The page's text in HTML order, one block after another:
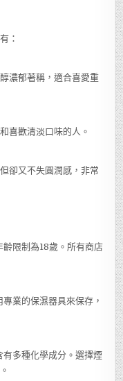
：
濃郁著稱，適合喜愛重
喜歡清淡口味的人。
卻又不失圓潤感，非常
限制為18歲。所有商店
業的保濕器具來保存，
多種化學成分。選擇煙